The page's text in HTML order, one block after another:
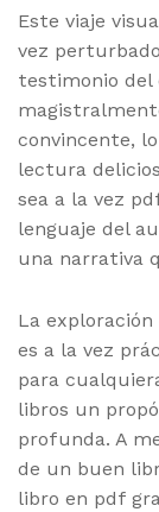
Este viaje
vez
testimonio del
convincente,
lectura
sea a la vez
lenguaje del
una narrativa
La
es a la vez
para
libros un
profunda. A
de un buen
libro en pdf